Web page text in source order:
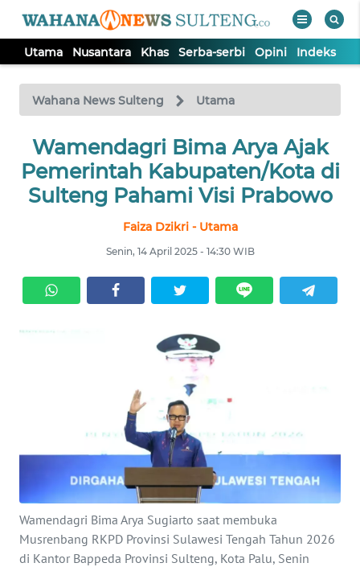
Utama Nusantara Khas Serba-serbi Opini Indeks
Wahana News Sulteng Utama
Wamendagri Bima Arya Ajak
Pemerintah Kabupaten/Kota di
Sulteng Pahami Visi Prabowo
Faiza Dzikri - Utama
Senin, 14 April 2025 - 14:30 WIB
Wamendagri Bima Arya Sugiarto saat membuka
Musrenbang RKPD Provinsi Sulawesi Tengah Tahun 2026
di Kantor Bappeda Provinsi Sulteng, Kota Palu, Senin
TV
Tutup
UTAMA
NUSANTARA
SERBA-
SERBI
KAMI
INFO
IKLAN